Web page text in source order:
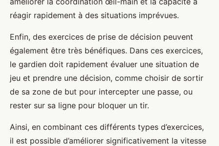
réagir rapidement à des situations imprévues.
Enfin, des exercices de prise de décision peuvent
également être très bénéfiques. Dans ces exercices,
le gardien doit rapidement évaluer une situation de
jeu et prendre une décision, comme choisir de sortir
de sa zone de but pour intercepter une passe, ou
rester sur sa ligne pour bloquer un tir.
Ainsi, en combinant ces différents types d’exercices,
il est possible d’améliorer significativement la vitesse